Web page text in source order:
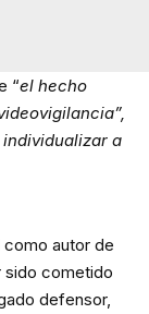
“el hecho
a
autor de
sido cometido
defensor,